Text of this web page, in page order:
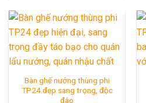
Bàn ghế nướng thùng phi
TP24 đẹp sang trọng, độc
đáo